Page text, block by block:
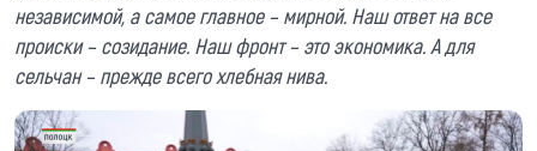
независимой, а самое главное – мирной. Наш ответ на все
происки – созидание. Наш фронт – это экономика. А для
сельчан – прежде всего хлебная нива.